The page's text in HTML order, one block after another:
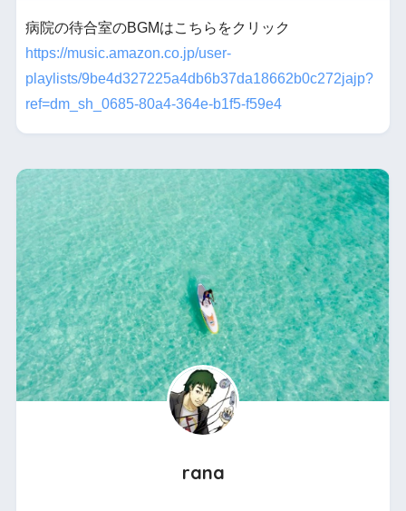
病院の待合室のBGMはこちらをクリック
https://music.amazon.co.jp/user-
playlists/9be4d327225a4db6b37da18662b0c272jajp?
ref=dm_sh_0685-80a4-364e-b1f5-f59e4
rana